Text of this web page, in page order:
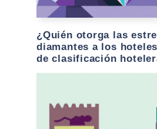
¿Quién otorga las
diamantes a los
de clasificación